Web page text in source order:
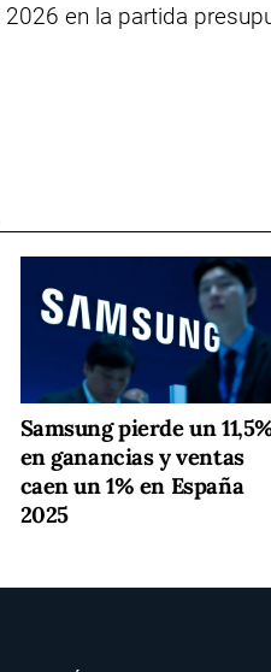
en la partida
Samsung pierde un
en ganancias y ventas
caen un 1% en España
2025